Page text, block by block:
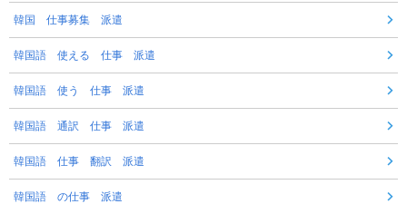
韓国 仕事募集 派遣
韓国語 使える 仕事 派遣
韓国語 使う 仕事 派遣
韓国語 通訳 仕事 派遣
韓国語 仕事 翻訳 派遣
韓国語 の仕事 派遣